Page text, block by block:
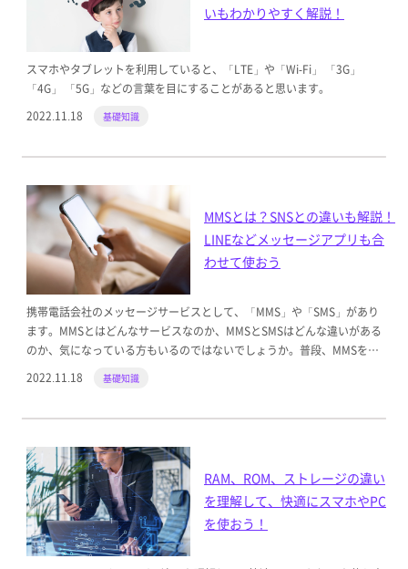
いもわかりやすく解説！
スマホやタブレットを利用していると、「LTE」や「Wi-Fi」 「3G」
「4G」 「5G」などの言葉を目にすることがあると思います。
2022.11.18
基礎知識
MMSとは？SNSとの違いも解説！
LINEなどメッセージアプリも合
わせて使おう
携帯電話会社のメッセージサービスとして、「MMS」や「SMS」があり
ます。MMSとはどんなサービスなのか、MMSとSMSはどんな違いがある
のか、気になっている方もいるのではないでしょうか。普段、MMSを使
は分かっていないということもあるかもしれません。
2022.11.18 基礎知識
RAM、ROM、ストレージの違い
を理解して、快適にスマホやPC
を使おう！